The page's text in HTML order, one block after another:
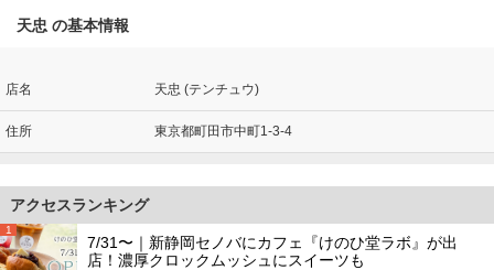
天忠 の基本情報
店名 天忠 (テンチュウ)
住所 東京都町田市中町1-3-4
アクセスランキング
1
7/31〜｜新静岡セノバにカフェ『けのひ堂ラボ』が出
店！濃厚クロックムッシュにスイーツも